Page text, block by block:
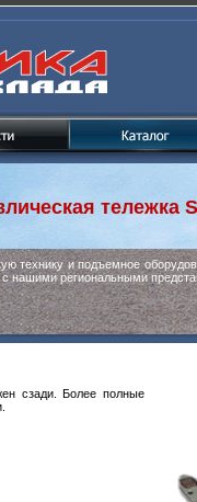
тележка
технику и подъемное
с нашими региональными
сзади. Более полные